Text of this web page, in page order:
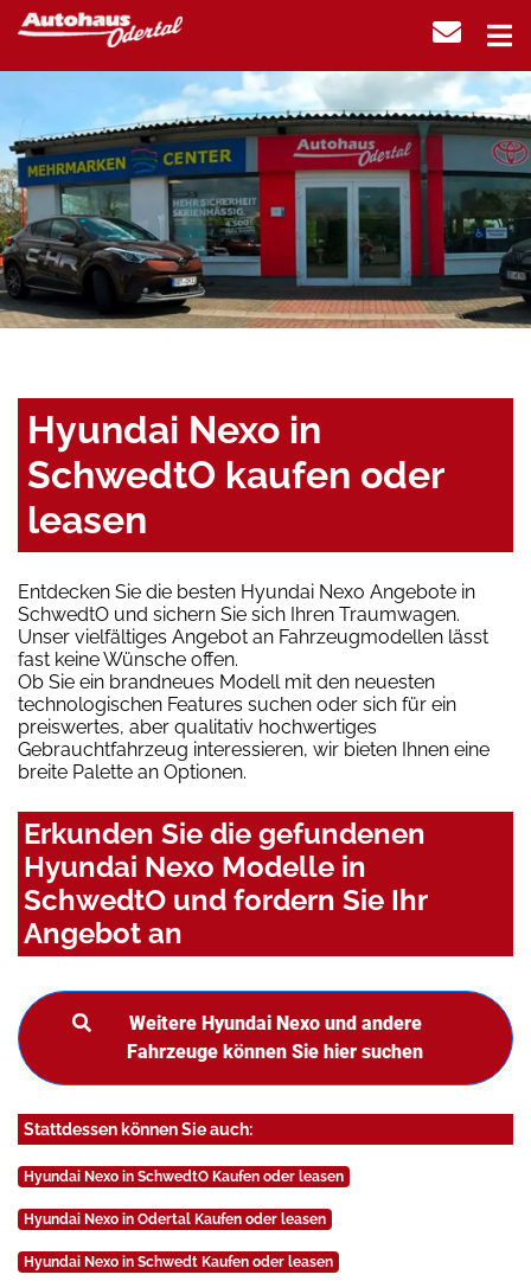
Hyundai Nexo in
SchwedtO kaufen oder
leasen
Entdecken Sie die besten Hyundai Nexo Angebote in
SchwedtO und sichern Sie sich Ihren Traumwagen.
Unser vielfältiges Angebot an Fahrzeugmodellen lässt
fast keine Wünsche offen.
Ob Sie ein brandneues Modell mit den neuesten
technologischen Features suchen oder sich für ein
preiswertes, aber qualitativ hochwertiges
Gebrauchtfahrzeug interessieren, wir bieten Ihnen eine
breite Palette an Optionen.
Erkunden Sie die gefundenen
Hyundai Nexo Modelle in
SchwedtO und fordern Sie Ihr
Angebot an
Weitere Hyundai Nexo und andere
Fahrzeuge können Sie hier suchen
Stattdessen können Sie auch:
Hyundai Nexo in SchwedtO Kaufen oder leasen
Hyundai Nexo in Odertal Kaufen oder leasen
Hyundai Nexo in Schwedt Kaufen oder leasen